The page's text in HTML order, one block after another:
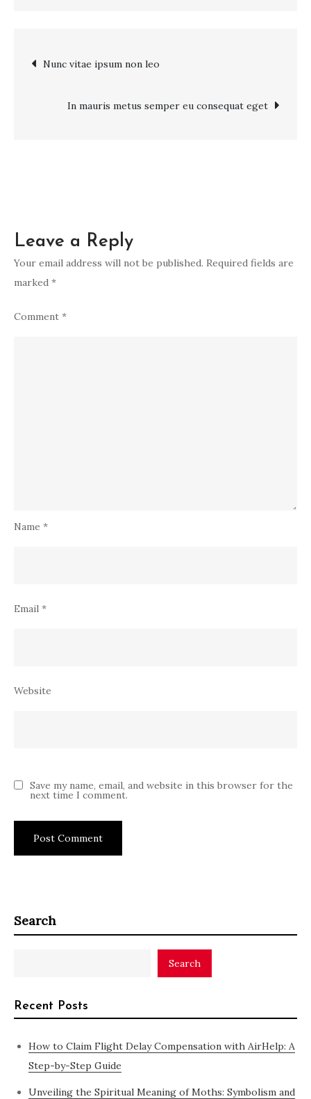
consequat
Post
navigation
Nunc vitae ipsum non leo
In mauris metus semper eu consequat eget
Leave a Reply
Your email address will not be published. Required fields are
marked *
Comment *
Name *
Email *
Website
Save my name, email, and website in this browser for the
next time I comment.
Search
Search
Recent Posts
How to Claim Flight Delay Compensation with AirHelp: A
Step-by-Step Guide
Unveiling the Spiritual Meaning of Moths: Symbolism and